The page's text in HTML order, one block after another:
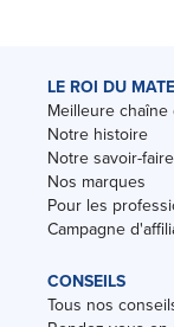
LE ROI DU
Meilleure
Notre histoire
Notre savoir-faire
Nos marques
Pour les
Campagne
CONSEILS
Tous nos